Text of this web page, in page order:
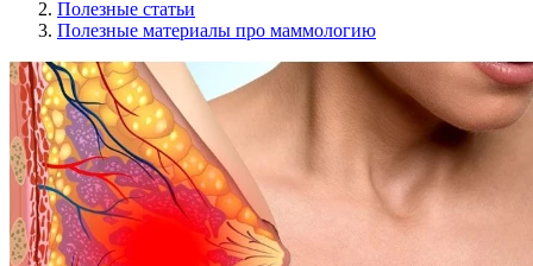
Полезные статьи
Полезные материалы про маммологию